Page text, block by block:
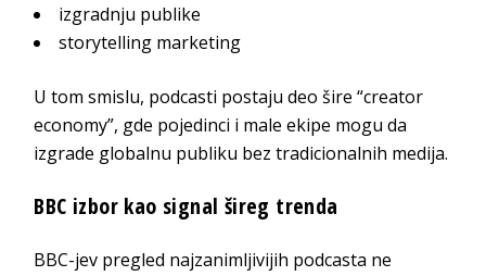
izgradnju publike
storytelling marketing
U tom smislu, podcasti postaju deo šire “creator
economy”, gde pojedinci i male ekipe mogu da
izgrade globalnu publiku bez tradicionalnih medija.
BBC izbor kao signal šireg trenda
BBC-jev pregled najzanimljivijih podcasta ne